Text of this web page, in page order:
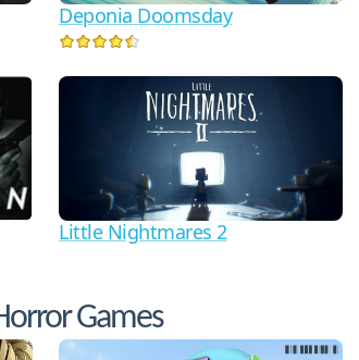
Deponia Doomsday
Little Nightmares 2
Games